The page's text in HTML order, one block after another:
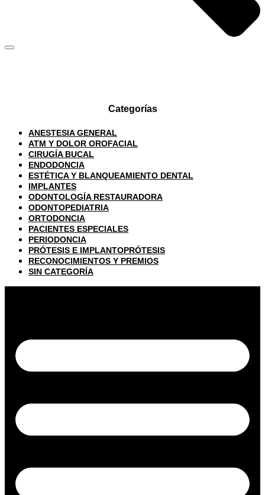
Categorías
ANESTESIA GENERAL
ATM Y DOLOR OROFACIAL
CIRUGÍA BUCAL
ENDODONCIA
ESTÉTICA Y BLANQUEAMIENTO DENTAL
IMPLANTES
ODONTOLOGÍA RESTAURADORA
ODONTOPEDIATRIA
ORTODONCIA
PACIENTES ESPECIALES
PERIODONCIA
PRÓTESIS E IMPLANTOPRÓTESIS
RECONOCIMIENTOS Y PREMIOS
SIN CATEGORÍA